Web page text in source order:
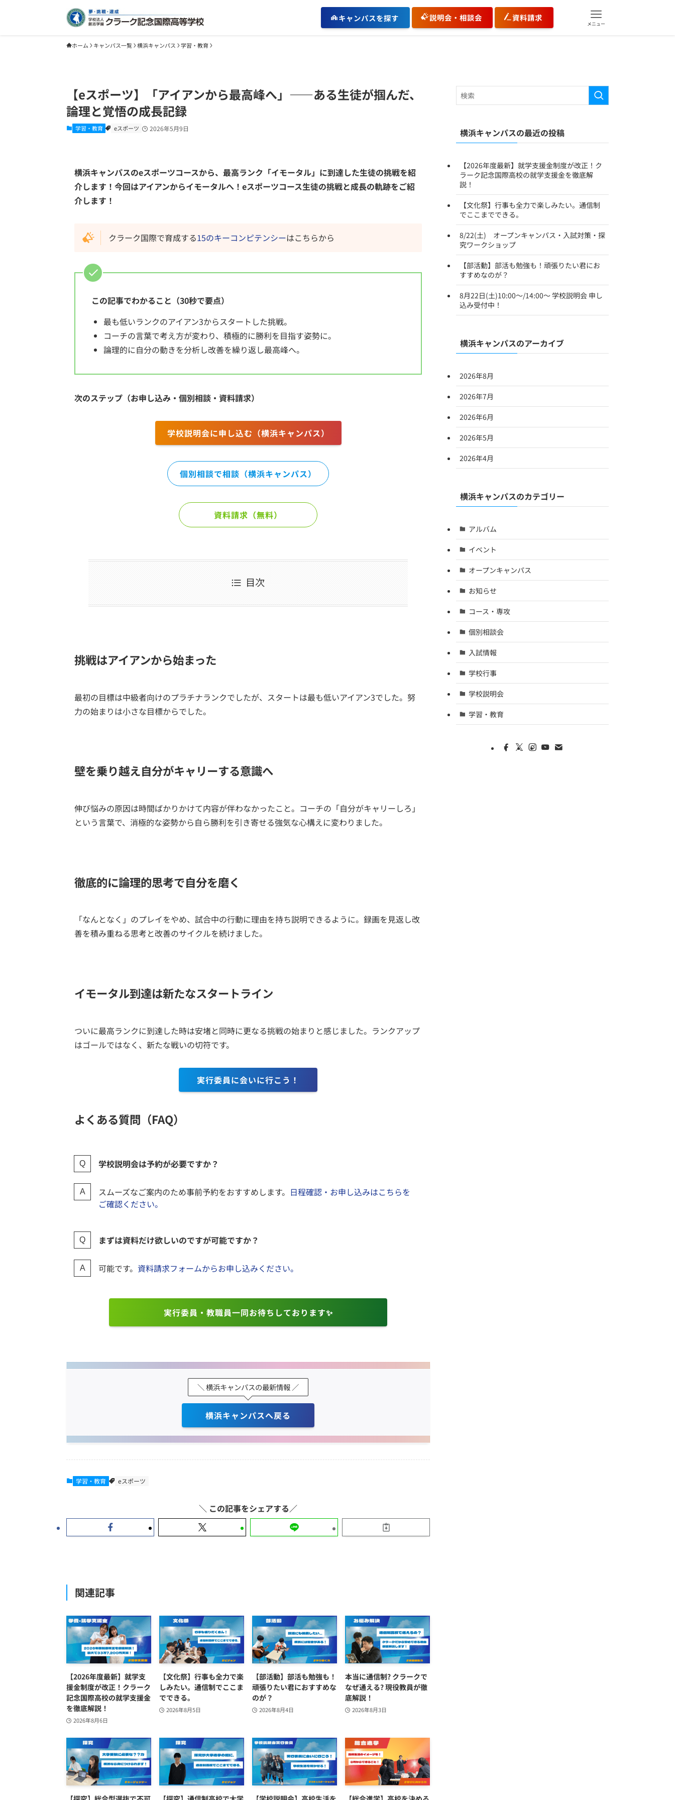
キャンパスを探す 説明会・相談会 資料請求
メニュー
ホーム キャンパス一覧 横浜キャンパス 学習・教育
【eスポーツ】「アイアンから最高峰へ」――ある生徒が掴んだ、
論理と覚悟の成長記録
学習・教育 eスポーツ 2026年5月9日
横浜キャンパスのeスポーツコースから、最高ランク「イモータル」に到達した生徒の挑戦を紹
介します！今回はアイアンからイモータルへ！eスポーツコース生徒の挑戦と成長の軌跡をご紹
介します！
クラーク国際で育成する15のキーコンピテンシーはこちらから
この記事でわかること（30秒で要点）
最も低いランクのアイアン3からスタートした挑戦。
コーチの言葉で考え方が変わり、積極的に勝利を目指す姿勢に。
論理的に自分の動きを分析し改善を繰り返し最高峰へ。
次のステップ（お申し込み・個別相談・資料請求）
学校説明会に申し込む（横浜キャンパス）
個別相談で相談（横浜キャンパス）
資料請求（無料）
目次
挑戦はアイアンから始まった
最初の目標は中級者向けのプラチナランクでしたが、スタートは最も低いアイアン3でした。努
力の始まりは小さな目標からでした。
壁を乗り越え自分がキャリーする意識へ
伸び悩みの原因は時間ばかりかけて内容が伴わなかったこと。コーチの「自分がキャリーしろ」
という言葉で、消極的な姿勢から自ら勝利を引き寄せる強気な心構えに変わりました。
徹底的に論理的思考で自分を磨く
「なんとなく」のプレイをやめ、試合中の行動に理由を持ち説明できるように。録画を見返し改
善を積み重ねる思考と改善のサイクルを続けました。
イモータル到達は新たなスタートライン
ついに最高ランクに到達した時は安堵と同時に更なる挑戦の始まりと感じました。ランクアップ
はゴールではなく、新たな戦いの切符です。
実行委員に会いに行こう！
よくある質問（FAQ）
学校説明会は予約が必要ですか？
スムーズなご案内のため事前予約をおすすめします。 日程確認・お申し込みはこちらを
ご確認ください。
まずは資料だけ欲しいのですが可能ですか？
可能です。 資料請求フォームからお申し込みください。
実行委員・教職員一同お待ちしております✨
＼ 横浜キャンパスの最新情報 ／
横浜キャンパスへ戻る
学習・教育 eスポーツ
関連記事
【2026年度最新】就学支
援金制度が改正！クラーク
記念国際高校の就学支援金
を徹底解説！
2026年8月6日
【文化祭】行事も全力で楽
しみたい。通信制でここま
でできる。
2026年8月5日
【部活動】部活も勉強も！
頑張りたい君におすすめな
のが？
2026年8月4日
本当に通信制? クラークで
なぜ通える? 現役教員が徹
底解説！
2026年8月3日
横浜キャンパスの最近の投稿
【2026年度最新】就学支援金制度が改正！ク
ラーク記念国際高校の就学支援金を徹底解
説！
【文化祭】行事も全力で楽しみたい。通信制
でここまでできる。
8/22(土) オープンキャンパス・入試対策・探
究ワークショップ
【部活動】部活も勉強も！頑張りたい君にお
すすめなのが？
8月22日(土)10:00～/14:00～ 学校説明会 申し
込み受付中！
横浜キャンパスのアーカイブ
2026年8月
2026年7月
2026年6月
2026年5月
2026年4月
横浜キャンパスのカテゴリー
アルバム
イベント
オープンキャンパス
お知らせ
コース・専攻
個別相談会
入試情報
学校行事
学校説明会
学習・教育